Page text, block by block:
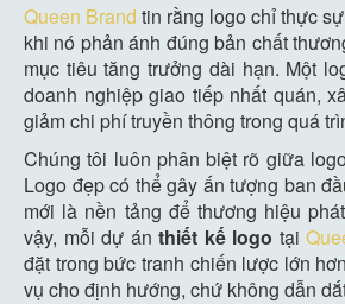
Queen Brand tin rằng logo chỉ thực
khi nó phản ánh đúng bản chất
mục tiêu tăng trưởng dài hạn. Một
doanh nghiệp giao tiếp nhất quán,
giảm chi phí truyền thông trong quá
Chúng tôi luôn phân biệt rõ giữa
Logo đẹp có thể gây ấn tượng ban
mới là nền tảng để thương hiệu
vậy, mỗi dự ánthiết kế logo tại
đặt trong bức tranh chiến lược lớn
vụ cho định hướng, chứ không dẫn